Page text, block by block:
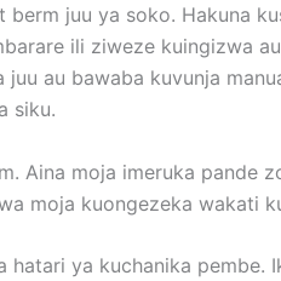
juu ya soko. Hakuna
ili ziweze kuingizwa
au bawaba kuvunja
siku.
Aina moja imeruka pande
moja kuongezeka wakati
ya kuchanika